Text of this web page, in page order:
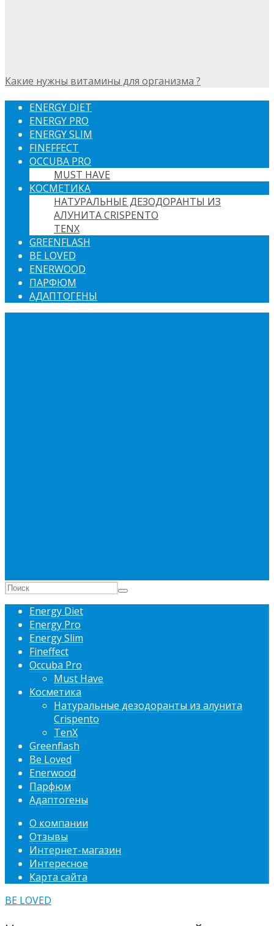
Какие нужны витамины для организма ?
ENERGY DIET
ENERGY PRO
ENERGY SLIM
FINEFFECT
OCCUBA PRO
MUST HAVE
КОСМЕТИКА
НАТУРАЛЬНЫЕ ДЕЗОДОРАНТЫ ИЗ
АЛУНИТА CRISPENTO
TENX
GREENFLASH
BE LOVED
ENERWOOD
ПАРФЮМ
АДАПТОГЕНЫ
Energy Diet
Energy Pro
Energy Slim
Fineffect
Occuba Pro
Must Have
Косметика
Натуральные дезодоранты из алунита
Crispento
TenX
Greenflash
Be Loved
Enerwood
Парфюм
Адаптогены
О компании
Отзывы
Интернет-магазин
Интересное
Карта сайта
BE LOVED